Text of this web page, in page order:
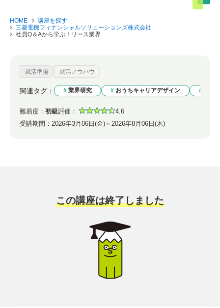
HOME
講座を探す
三菱電機フィナンシャルソリューションズ株式会社
社員Q＆Aから学ぶ！リース業界
就活準備 就活ノウハウ
関連タグ： 業界研究 おうちキャリアデザイン
難易度： 初級評価：
4.6
受講期間： 2026年3月06日(金)～2026年8月06日(木)
この講座は終了しました